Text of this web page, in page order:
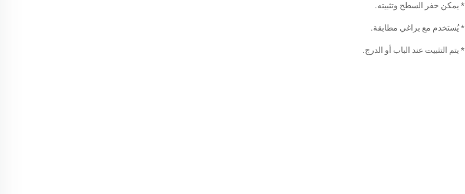
* يمكن حفر السطح وتثبيته.
* يُستخدم مع براغي مطابقة.
* يتم التثبيت عند الباب أو الدرج.